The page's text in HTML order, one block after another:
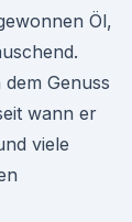
Öl,
Genuss
wann er
viele